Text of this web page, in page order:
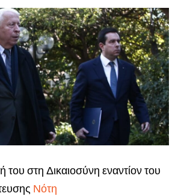
στη Δικαιοσύνη εναντίον του
Νότη